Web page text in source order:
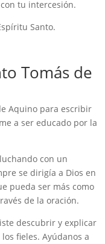
tu intercesión.
Santo.
Tomás de
Aquino para escribir
a ser educado por la
con un
se dirigía a Dios en
pueda ser más como
de la oración.
descubrir y explicar
fieles. Ayúdanos a